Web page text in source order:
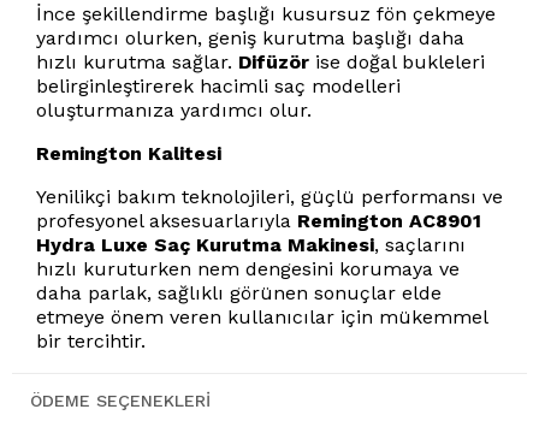
İnce şekillendirme başlığı kusursuz fön çekmeye
yardımcı olurken, geniş kurutma başlığı daha
hızlı kurutma sağlar. Difüzör ise doğal bukleleri
belirginleştirerek hacimli saç modelleri
oluşturmanıza yardımcı olur.
Remington Kalitesi
Yenilikçi bakım teknolojileri, güçlü performansı ve
profesyonel aksesuarlarıyla Remington AC8901
Hydra Luxe Saç Kurutma Makinesi, saçlarını
hızlı kuruturken nem dengesini korumaya ve
daha parlak, sağlıklı görünen sonuçlar elde
etmeye önem veren kullanıcılar için mükemmel
bir tercihtir.
ÖDEME SEÇENEKLERI